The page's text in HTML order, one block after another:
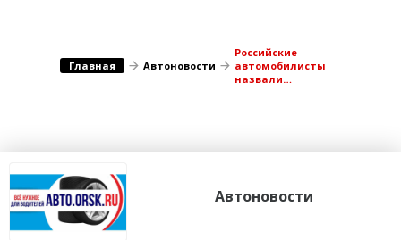
Купоны
Главная Автоновости
Российские
автомобилисты
назвали
Автоновости